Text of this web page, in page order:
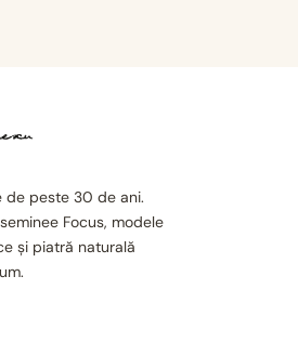
de peste 30 de ani.
Focus, modele
și piatră naturală